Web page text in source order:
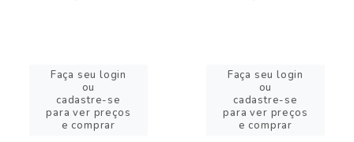
Faça seu login
ou
cadastre-se
para ver preços
e comprar
Faça seu login
ou
cadastre-se
para ver preços
e comprar